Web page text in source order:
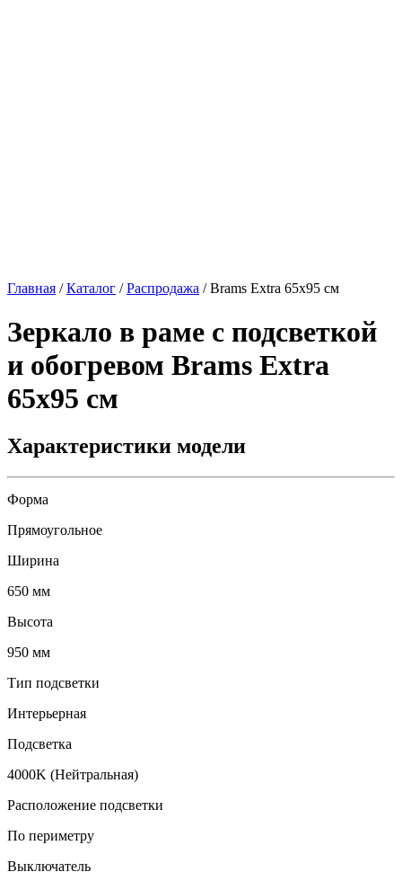
Главная /Каталог /Распродажа /Brams Extra 65х95 см
Зеркало в раме с подсветкой
и обогревом Brams Extra
65х95 см
Характеристики модели
Форма
Прямоугольное
Ширина
650 мм
Высота
950 мм
Тип подсветки
Интерьерная
Подсветка
4000K (Нейтральная)
Расположение подсветки
По периметру
Выключатель